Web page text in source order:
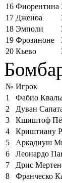
16 Фиорентина
17 Дженоа
18 Эмполи
19 Фрозиноне
20 Кьево
№ Игрок
1
Фабио
2
Дуван
3
Кшиштоф
4
Криштиану
5
Аркадиуш
6
Леонардо
7
Дрис
8
Франческо